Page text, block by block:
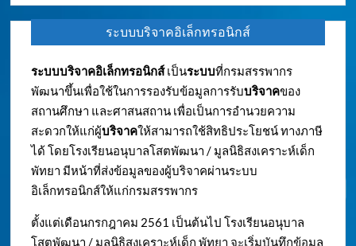
ระบบบริจาคอิเล็กทรอนิกส์
ระบบบริจาคอิเล็กทรอนิกส์เป็นระบบที่กรมสรรพากร
พัฒนาขึ้นเพื่อใช้ในการรองรับข้อมูลการรับบริจาคของ
สถานศึกษา และศาสนสถาน เพื่อเป็นการอำนวยความ
สะดวกให้แก่ผู้บริจาคให้สามารถใช้สิทธิประโยชน์ ทางภาษี
ได้ โดยโรงเรียนอนุบาลโสตพัฒนา / มูลนิธิสงเคราะห์เด็ก
พัทยา มีหน้าที่ส่งข้อมูลของผู้บริจาคผ่านระบบ
อิเล็กทรอนิกส์ให้แก่กรมสรรพากร
ตั้งแต่เดือนกรกฎาคม 2561 เป็นต้นไป โรงเรียนอนุบาล
โสตพัฒนา / มูลนิธิสงเคราะห์เด็ก พัทยา จะเริ่มบันทึกข้อมูล